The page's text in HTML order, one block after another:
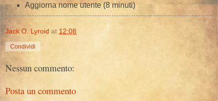
Aggiorna nome utente (8 minuti)
Jack O. Lyroid at 12:08
Condividi
Nessun commento:
Posta un commento